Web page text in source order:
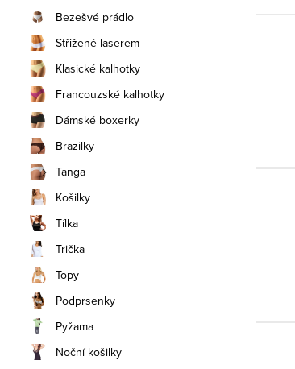
Bezešvé prádlo
Střižené laserem
Klasické kalhotky
Francouzské kalhotky
Dámské boxerky
Brazilky
Tanga
Košilky
Tílka
Trička
Topy
Podprsenky
Pyžama
Noční košilky